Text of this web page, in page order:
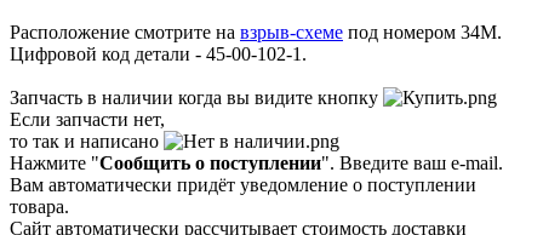
Расположение смотрите на взрыв-схеме под номером 34М.
Цифровой код детали - 45-00-102-1.
Запчасть в наличии когда вы видите кнопку
Если запчасти нет,
то так и написано
Нажмите "Сообщить о поступлении". Введите ваш e-mail.
Вам автоматически придёт уведомление о поступлении
товара.
Сайт автоматически рассчитывает стоимость доставки